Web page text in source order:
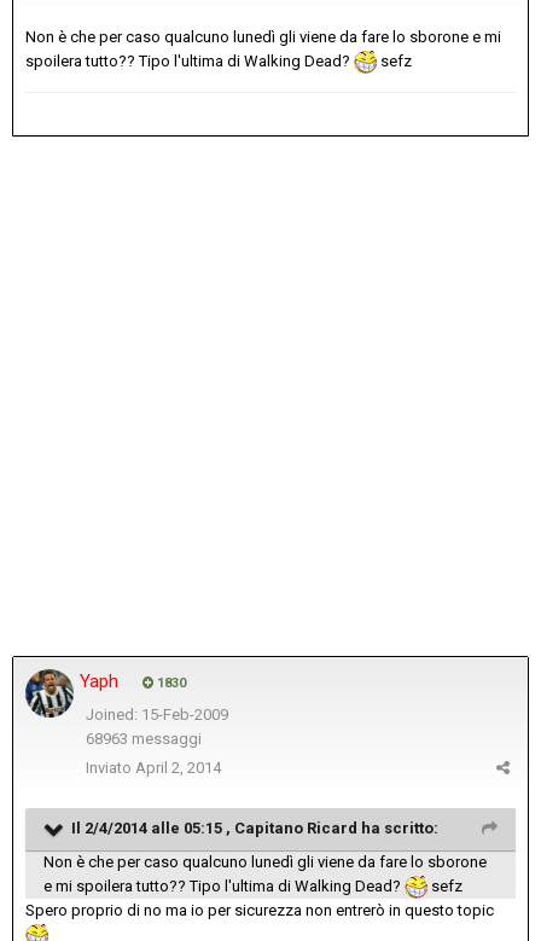
Non è che per caso qualcuno lunedì gli viene da fare lo sborone e mi
spoilera tutto?? Tipo l'ultima di Walking Dead?
sefz
Yaph 1830
Joined: 15-Feb-2009
68963 messaggi
Inviato April 2, 2014
Il 2/4/2014 alle 05:15 , Capitano Ricard ha scritto:
Non è che per caso qualcuno lunedì gli viene da fare lo sborone
e mi spoilera tutto?? Tipo l'ultima di Walking Dead?
sefz
Spero proprio di no ma io per sicurezza non entrerò in questo topic